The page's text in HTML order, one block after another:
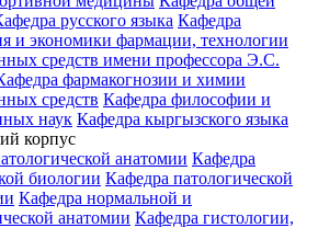
русского языка Кафедра
и экономики фармации, технологии
средств имени профессора Э.С.
фармакогнозии и химии
средств Кафедра философии и
наук Кафедра кыргызского языка
корпус
анатомии Кафедра
биологии Кафедра патологической
Кафедра нормальной и
анатомии Кафедра гистологии,